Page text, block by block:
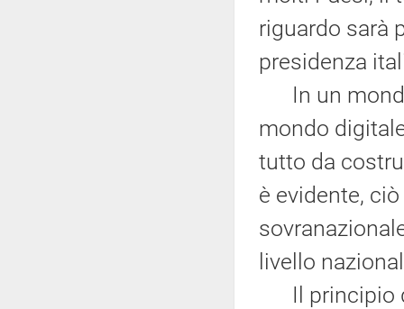
riguardo sarà
presidenza
In un
mondo
tutto da
è evidente,
livello
Il principio